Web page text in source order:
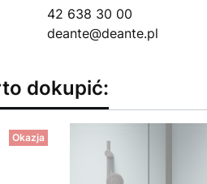
42 638 30 00
deante@deante.pl
dokupić:
Okazja